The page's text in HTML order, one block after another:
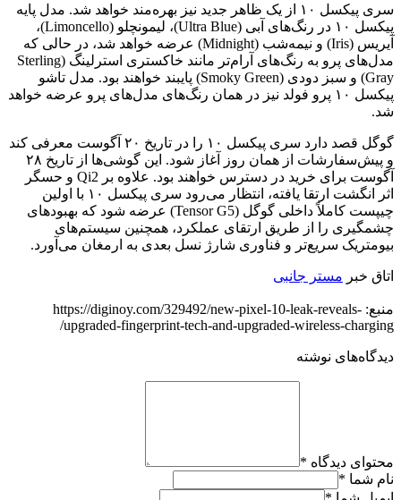
سری پیکسل ۱۰ از یک ظاهر جدید نیز بهره‌مند خواهد شد. مدل پایه
پیکسل ۱۰ در رنگ‌های آبی (Ultra Blue)، لیمونچلو (Limoncello)،
آیریس (Iris) و نیمه‌شب (Midnight) عرضه خواهد شد، در حالی که
مدل‌های پرو به رنگ‌های آرام‌تر مانند خاکستری استرلینگ (Sterling
Gray) و سبز دودی (Smoky Green) پایبند خواهند بود. مدل تاشو
پیکسل ۱۰ پرو فولد نیز در همان رنگ‌های مدل‌های پرو عرضه خواهد
شد.
گوگل قصد دارد سری پیکسل ۱۰ را در تاریخ ۲۰ آگوست معرفی کند
و پیش‌سفارشات از همان روز آغاز شود. این گوشی‌ها از تاریخ ۲۸
آگوست برای خرید در دسترس خواهند بود. علاوه بر Qi2 و حسگر
اثر انگشت ارتقا یافته، انتظار می‌رود سری پیکسل ۱۰ با اولین
چیپست کاملاً داخلی گوگل (Tensor G5) عرضه شود که بهبودهای
چشمگیری را از طریق ارتقای عملکرد، همچنین سیستم‌های
بیومتریک سریع‌تر و فناوری شارژ نسل بعدی به ارمغان می‌آورد.
اتاق خبر مستر جانبی
منبع: https://diginoy.com/329492/new-pixel-10-leak-reveals-
upgraded-fingerprint-tech-and-upgraded-wireless-charging/
دیدگاه‌های نوشته
محتوای دیدگاه *
نام شما *